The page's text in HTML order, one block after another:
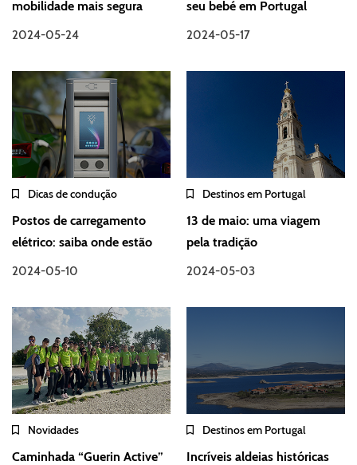
mobilidade mais segura
2024-05-24
seu bebé em Portugal
2024-05-17
Dicas de condução
Postos de carregamento
elétrico: saiba onde estão
2024-05-10
Destinos em Portugal
13 de maio: uma viagem
pela tradição
2024-05-03
Novidades
Caminhada “Guerin Active”
Destinos em Portugal
Incríveis aldeias históricas